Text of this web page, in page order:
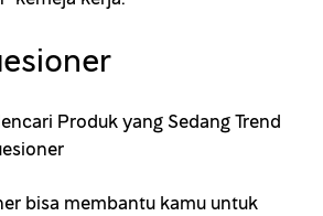
bisa membantu kamu untuk